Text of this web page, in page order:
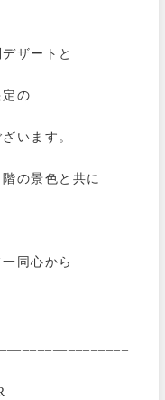
ザートと
の
います。
の景色と共に
同心から